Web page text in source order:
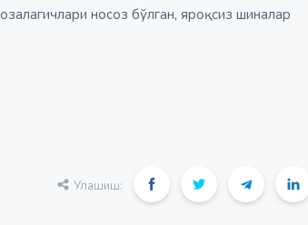
носоз бўлган, яроқсиз шиналар
Улашиш: